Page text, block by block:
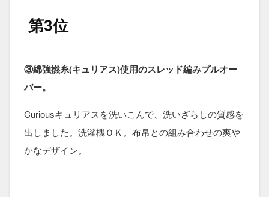
第3位
③綿強撚糸(キュリアス)使用のスレッド編みプルオー
バー。
Curiousキュリアスを洗いこんで、洗いざらしの質感を
出しました。洗濯機ＯＫ。布帛との組み合わせの爽や
かなデザイン。